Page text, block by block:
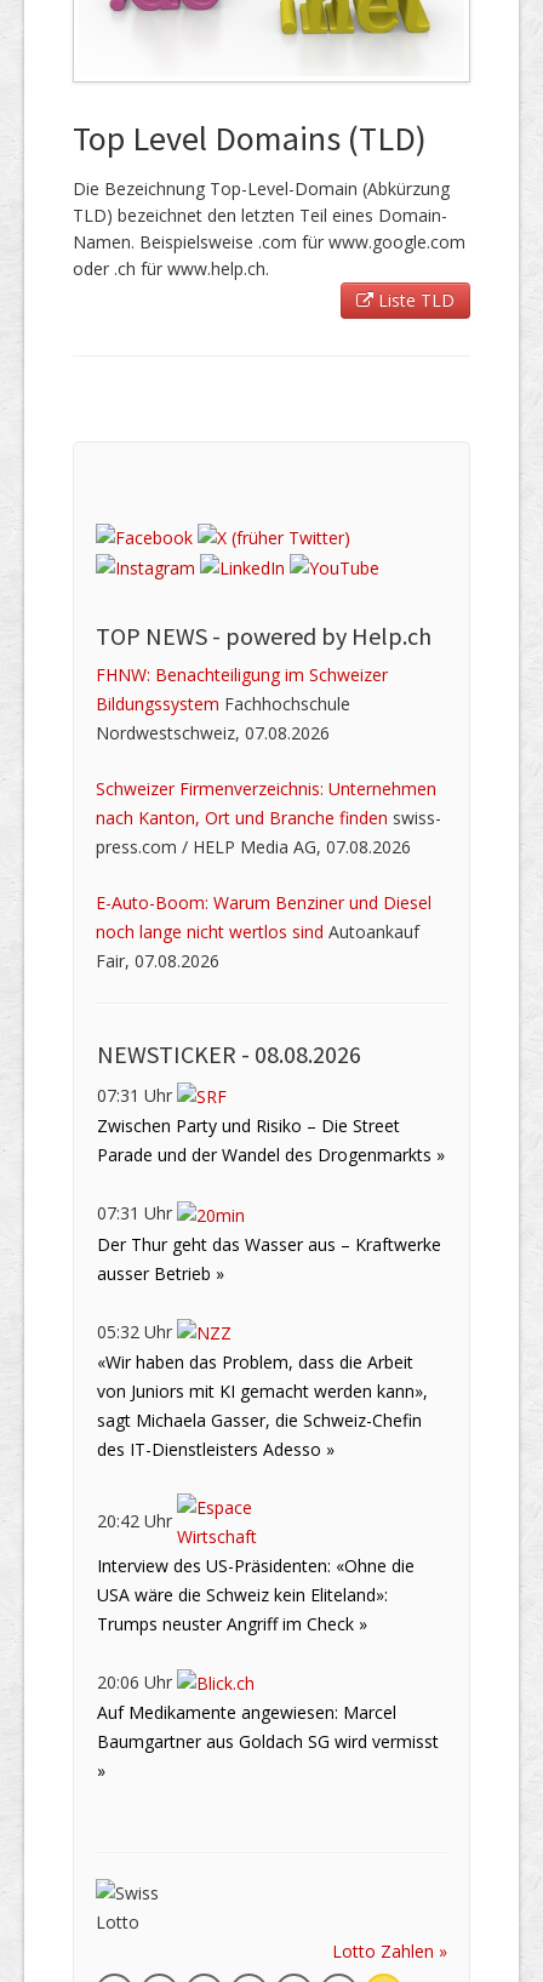
Top Level Domains (TLD)
Die Bezeichnung Top-Level-Domain (Abkürzung
TLD) bezeichnet den letzten Teil eines Domain-
Namen. Beispielsweise .com für www.google.com
oder .ch für www.help.ch.
Liste TLD
TOP NEWS - powered by Help.ch
FHNW: Benachteiligung im Schweizer
Bildungssystem Fachhochschule
Nordwestschweiz, 07.08.2026
Schweizer Firmenverzeichnis: Unternehmen
nach Kanton, Ort und Branche finden swiss-
press.com / HELP Media AG, 07.08.2026
E-Auto-Boom: Warum Benziner und Diesel
noch lange nicht wertlos sind Autoankauf
Fair, 07.08.2026
NEWSTICKER - 08.08.2026
07:31 Uhr
Zwischen Party und Risiko – Die Street
Parade und der Wandel des Drogenmarkts »
07:31 Uhr
Der Thur geht das Wasser aus – Kraftwerke
ausser Betrieb »
05:32 Uhr
«Wir haben das Problem, dass die Arbeit
von Juniors mit KI gemacht werden kann»,
sagt Michaela Gasser, die Schweiz-Chefin
des IT-Dienstleisters Adesso »
20:42 Uhr
Interview des US-Präsidenten: «Ohne die
USA wäre die Schweiz kein Eliteland»:
Trumps neuster Angriff im Check »
20:06 Uhr
Auf Medikamente angewiesen: Marcel
Baumgartner aus Goldach SG wird vermisst
»
Lotto Zahlen »